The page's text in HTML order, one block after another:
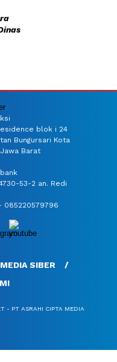
blok i 24
Bungursari Kota
Barat
53-2 an. Redi
085220579796
SIBER
- PT ASRAHI CIPTA MEDIA